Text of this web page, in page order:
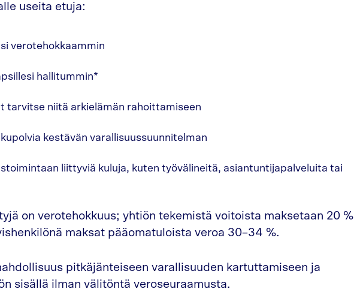
useita etuja:
verotehokkaammin
hallitummin*
tarvitse niitä arkielämän rahoittamiseen
kestävän varallisuussuunnitelman
liittyviä kuluja, kuten työvälineitä, asiantuntijapalveluita tai
on verotehokkuus; yhtiön tekemistä voitoista maksetaan 20 %
maksat pääomatuloista veroa 30–34 %.
pitkäjänteiseen varallisuuden kartuttamiseen ja
sisällä ilman välitöntä veroseuraamusta.